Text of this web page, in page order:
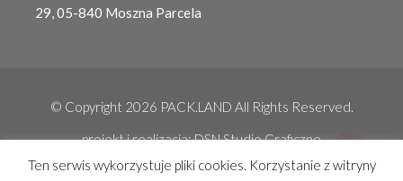
29, 05-840 Moszna Parcela
© Copyright 2026 PACK.LAND All Rights Reserved.
projekt i realizacja:DSN Studio Graficzne
Ten serwis wykorzystuje pliki cookies. Korzystanie z witryny